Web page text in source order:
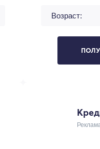
Возраст: